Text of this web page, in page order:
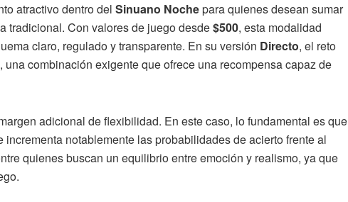
atractivo dentro del Sinuano Nochepara quienes desean sumar
tradicional. Con valores de juego desde$500, esta modalidad
claro, regulado y transparente. En su versión Directo, el reto
combinación exigente que ofrece una recompensa capaz de
adicional de flexibilidad. En este caso, lo fundamental es que
notablemente las probabilidades de acierto frente al
quienes buscan un equilibrio entre emoción y realismo, ya que